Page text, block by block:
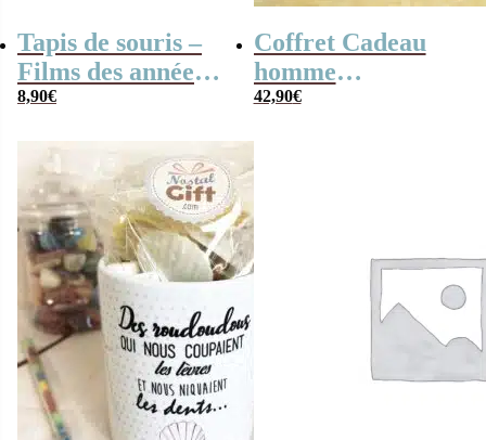
Tapis de souris –
Films des années
80
8,90€
Coffret Cadeau
homme
« Génération 60
d’école » – Cadeau
42,90€